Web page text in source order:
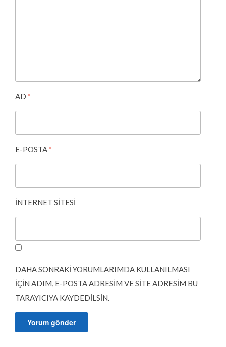
AD *
E-POSTA*
İNTERNET SITESI
DAHA SONRAKI YORUMLARIMDA KULLANILMASI
IÇIN ADIM, E-POSTA ADRESIM VE SITE ADRESIM BU
TARAYICIYA KAYDEDILSIN.